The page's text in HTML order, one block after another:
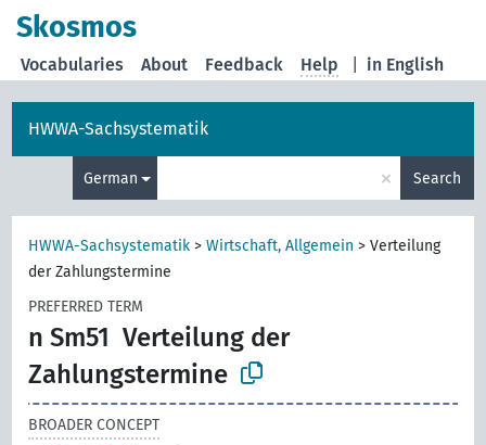
Skosmos
in English
Vocabularies About Feedback Help
HWWA-Sachsystematik
German × Search
HWWA-Sachsystematik >Wirtschaft, Allgemein >Verteilung
der Zahlungstermine
PREFERRED TERM
n Sm51 Verteilung der
Zahlungstermine
BROADER CONCEPT